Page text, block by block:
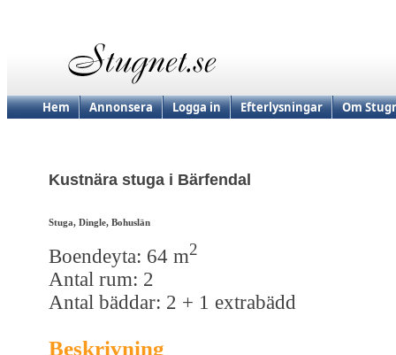
Hem Annonsera Logga in Efterlysningar Om
Kustnära stuga i Bärfendal
Stuga, Dingle, Bohuslän
Boendeyta: 64 m2
Antal rum: 2
Antal bäddar: 2 + 1 extrabädd
Beskrivning